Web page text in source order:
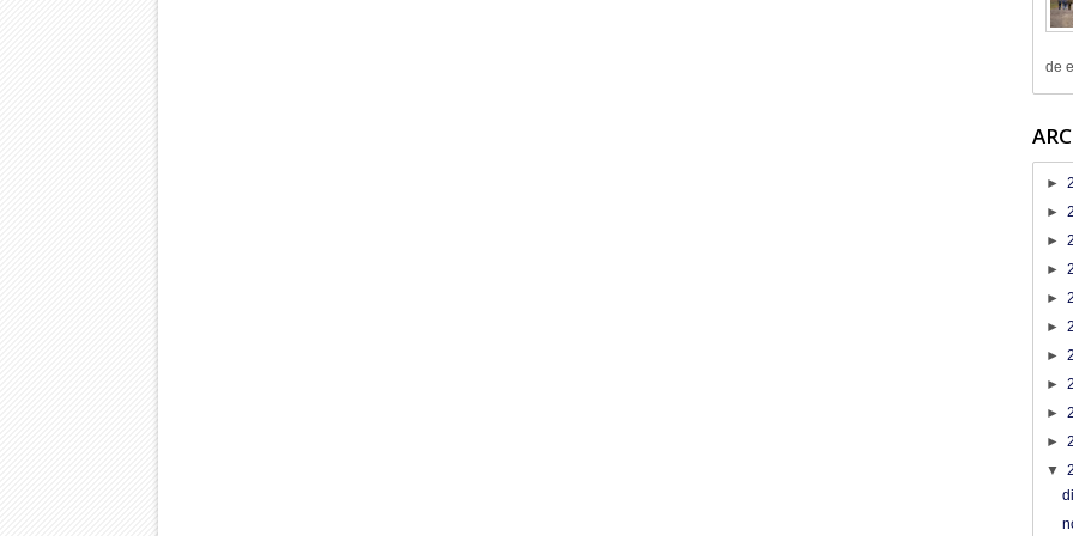
de
►
►
►
►
►
►
►
►
►
►
▼